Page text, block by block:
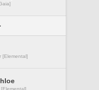
[Elemental]